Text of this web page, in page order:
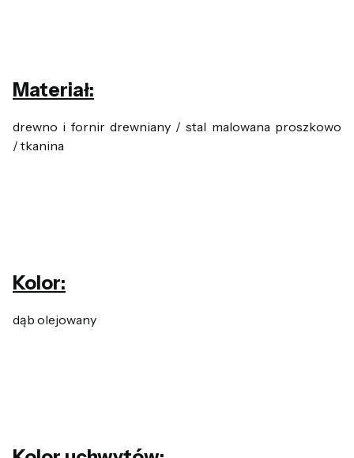
Materiał:
drewno i fornir drewniany / stal malowana proszkowo
/ tkanina
Kolor:
dąb olejowany